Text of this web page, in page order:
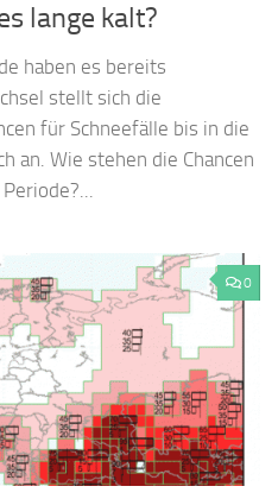
lange kalt?
haben es bereits
stellt sich die
für Schneefälle bis in die
an. Wie stehen die Chancen
0